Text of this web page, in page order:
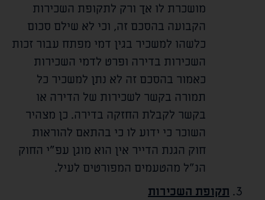
מושכרת לו אך ורק לתקופת השכירות
הקבועה בהסכם זה, וכי לא שילם סכום
כלשהו למשכיר בגין דמי מפתח עבור זכות
השכירות בדירה ופרט לדמי השכירות
כאמור בהסכם זה לא נתן למשכיר כל
תמורה בקשר לשכירות של הדירה או
בקשר לקבלת החזקה בדירה. כן מצהיר
השוכר כי ידוע לו כי בהתאם להוראות
חוק הגנת הדייר אין הוא מוגן עפ"י החוק
הנ"ל מהטעמים המפורטים לעיל.
תקופת השכירות